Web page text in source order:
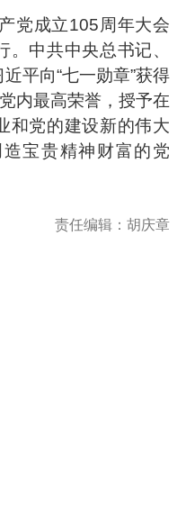
党成立105周年大会
中共中央总书记、
平向“七一勋章”获得
内最高荣誉，授予在
和党的建设新的伟大
宝贵精神财富的党
责任编辑：胡庆章